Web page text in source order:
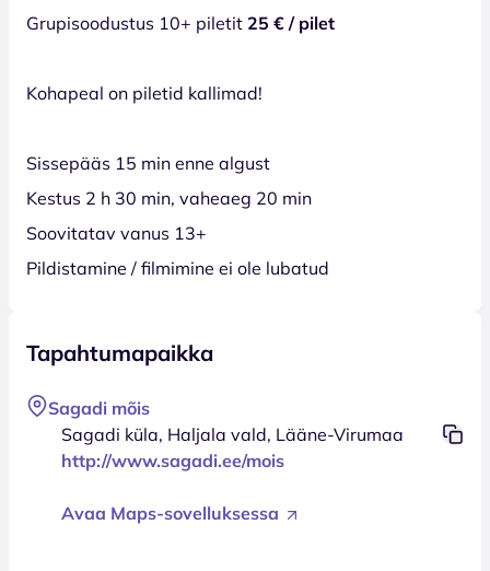
Grupisoodustus 10+ piletit 25 € / pilet
Kohapeal on piletid kallimad!
Sissepääs 15 min enne algust
Kestus 2 h 30 min, vaheaeg 20 min
Soovitatav vanus 13+
Pildistamine / filmimine ei ole lubatud
Tapahtumapaikka
Sagadi mõis
Sagadi küla, Haljala vald, Lääne-Virumaa
http://www.sagadi.ee/mois
Avaa Maps-sovelluksessa